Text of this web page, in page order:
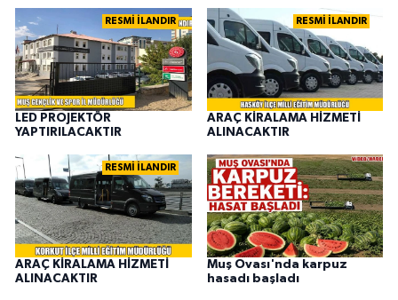
RESMİ İLANDIR
LED PROJEKTÖR
YAPTIRILACAKTIR
RESMİ İLANDIR
ARAÇ KİRALAMA HİZMETİ
ALINACAKTIR
RESMİ İLANDIR
ARAÇ KİRALAMA HİZMETİ
ALINACAKTIR
Muş Ovası'nda karpuz
hasadı başladı